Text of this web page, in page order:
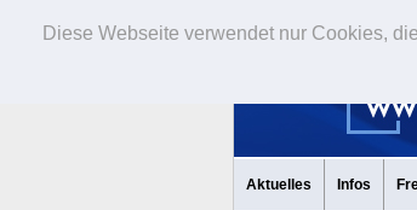
Diese Webseite verwendet nur Cookies,
Aktuelles Infos